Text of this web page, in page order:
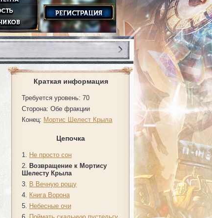
Краткая информация
Требуется уровень: 70
Сторона: Обе фракции
Конец: Мортис Шелест Крыла
Цепочка
1. Не просто сон
2. Возвращение к Мортису
Шелесту Крыла
3. В Вечную рощу
4. Книга Ворона
5. Небесные очи